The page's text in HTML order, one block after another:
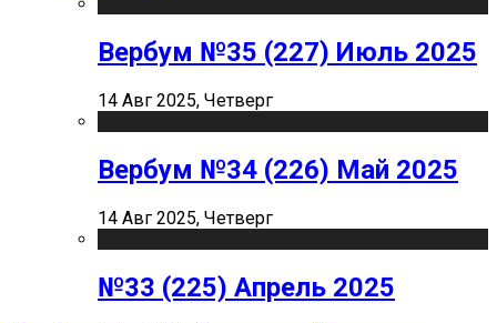
Вербум №35 (227) Июль 2025
14 Авг 2025, Четверг
Вербум №34 (226) Май 2025
14 Авг 2025, Четверг
№33 (225) Апрель 2025